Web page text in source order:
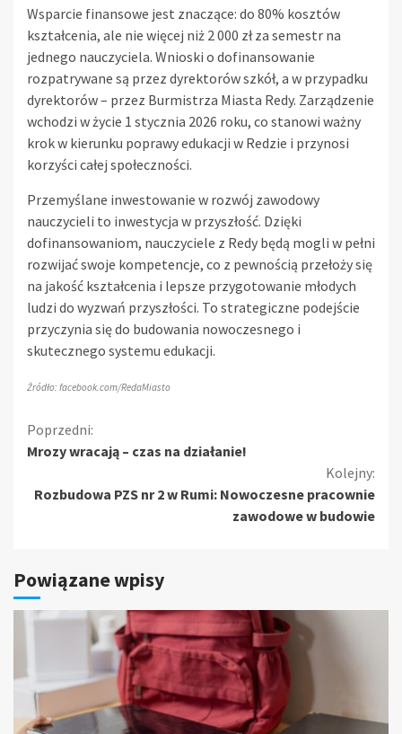
Wsparcie finansowe jest znaczące: do 80% kosztów
kształcenia, ale nie więcej niż 2 000 zł za semestr na
jednego nauczyciela. Wnioski o dofinansowanie
rozpatrywane są przez dyrektorów szkół, a w przypadku
dyrektorów – przez Burmistrza Miasta Redy. Zarządzenie
wchodzi w życie 1 stycznia 2026 roku, co stanowi ważny
krok w kierunku poprawy edukacji w Redzie i przynosi
korzyści całej społeczności.
Przemyślane inwestowanie w rozwój zawodowy
nauczycieli to inwestycja w przyszłość. Dzięki
dofinansowaniom, nauczyciele z Redy będą mogli w pełni
rozwijać swoje kompetencje, co z pewnością przełoży się
na jakość kształcenia i lepsze przygotowanie młodych
ludzi do wyzwań przyszłości. To strategiczne podejście
przyczynia się do budowania nowoczesnego i
skutecznego systemu edukacji.
Źródło: facebook.com/RedaMiasto
Kontynuuj
czytanie
Poprzedni:
Mrozy wracają – czas na działanie!
Kolejny:
Rozbudowa PZS nr 2 w Rumi: Nowoczesne pracownie
zawodowe w budowie
Powiązane wpisy